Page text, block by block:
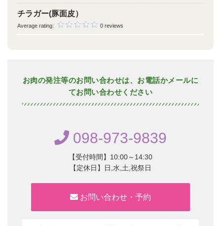
チラガー(豚面皮）
Average rating: 0 reviews
お肉の発注等のお問い合わせは、お電話かメールに
てお問い合わせください
098-973-9839
【受付時間】10:00～14:30
【定休日】日,水,土,祝祭日
お問い合わせ・予約